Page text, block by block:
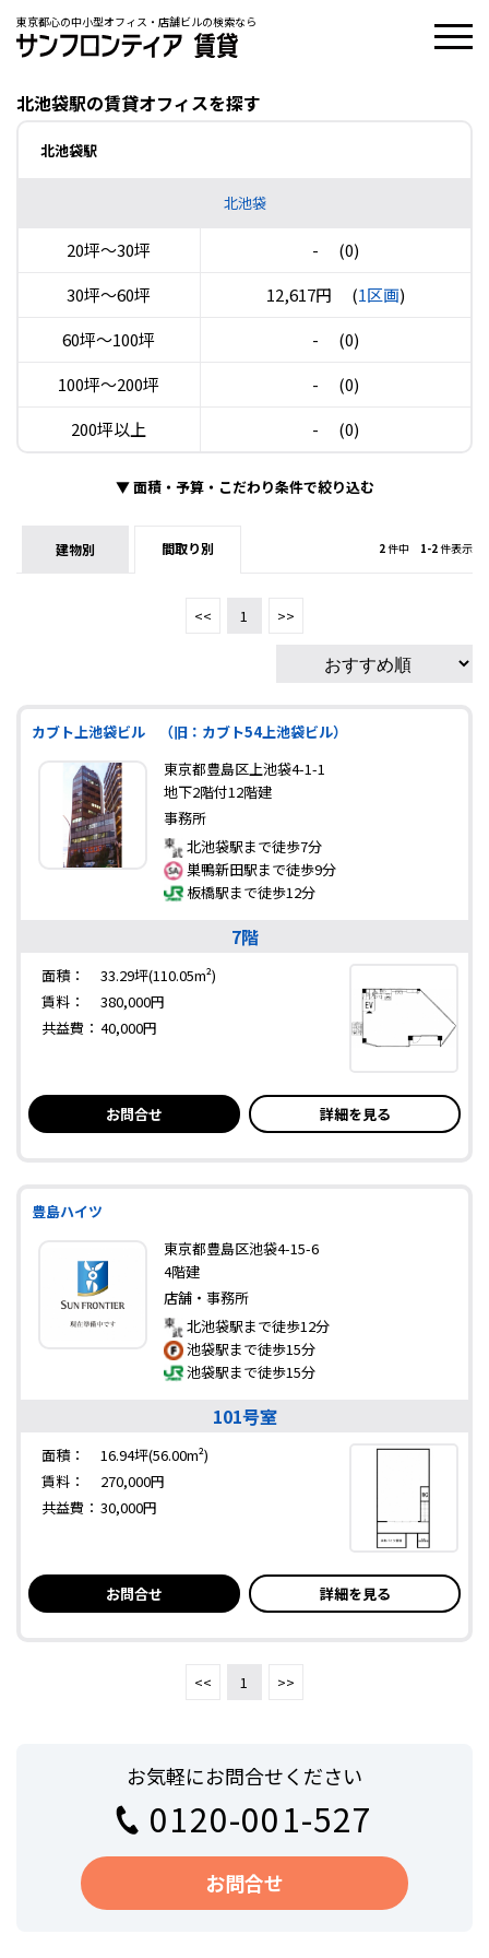
東京都心の中小型オフィス・店舗ビルの検索なら
北池袋駅の賃貸オフィスを探す
北池袋駅
北池袋
20坪〜30坪 -
(0)
30坪〜60坪
12,617円 (1区画)
60坪〜100坪
-
(0)
100坪〜200坪
-
(0)
200坪以上
- (0)
▼面積・予算・こだわり条件で絞り込む
建物別 間取り別 2件中 1-2件表示
<< 1 >>
カブト上池袋ビル （旧：カブト54上池袋ビル）
東京都豊島区上池袋4-1-1
地下2階付12階建
事務所
北池袋駅まで徒歩7分
巣鴨新田駅まで徒歩9分
板橋駅まで徒歩12分
7階
面積：
33.29坪(110.05m²)
賃料：
380,000円
共益費： 40,000円
お問合せ 詳細を見る
豊島ハイツ
東京都豊島区池袋4-15-6
4階建
店舗・事務所
北池袋駅まで徒歩12分
池袋駅まで徒歩15分
池袋駅まで徒歩15分
101号室
面積：
16.94坪(56.00m²)
賃料：
270,000円
共益費： 30,000円
お問合せ 詳細を見る
<< 1 >>
お気軽にお問合せください
0120-001-527
お問合せ